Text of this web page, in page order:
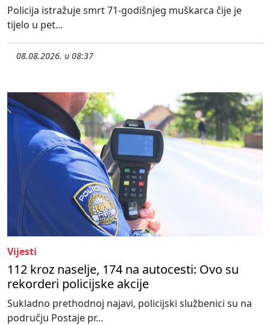
Policija istražuje smrt 71-godišnjeg muškarca čije je
tijelo u pet...
08.08.2026. u 08:37
Vijesti
112 kroz naselje, 174 na autocesti: Ovo su
rekorderi policijske akcije
Sukladno prethodnoj najavi, policijski službenici su na
području Postaje pr...